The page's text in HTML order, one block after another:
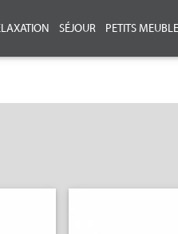
SÉJOUR PETITS